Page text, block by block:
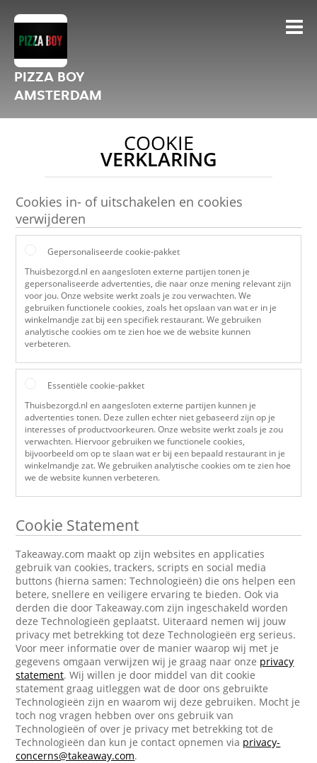
PIZZA BOY
AMSTERDAM
COOKIE
VERKLARING
Cookies in- of uitschakelen en cookies
verwijderen
Gepersonaliseerde cookie-pakket
Thuisbezorgd.nl en aangesloten externe partijen tonen je
gepersonaliseerde advertenties, die naar onze mening relevant zijn
voor jou. Onze website werkt zoals je zou verwachten. We
gebruiken functionele cookies, zoals het opslaan van wat er in je
winkelmandje zat bij een specifiek restaurant. We gebruiken
analytische cookies om te zien hoe we de website kunnen
verbeteren.
Essentiële cookie-pakket
Thuisbezorgd.nl en aangesloten externe partijen kunnen je
advertenties tonen. Deze zullen echter niet gebaseerd zijn op je
interesses of productvoorkeuren. Onze website werkt zoals je zou
verwachten. Hiervoor gebruiken we functionele cookies,
bijvoorbeeld om op te slaan wat er bij een bepaald restaurant in je
winkelmandje zat. We gebruiken analytische cookies om te zien hoe
we de website kunnen verbeteren.
Cookie Statement
Takeaway.com maakt op zijn websites en applicaties
gebruik van cookies, trackers, scripts en social media
buttons (hierna samen: Technologieën) die ons helpen een
betere, snellere en veiligere ervaring te bieden. Ook via
derden die door Takeaway.com zijn ingeschakeld worden
deze Technologieën geplaatst. Uiteraard nemen wij jouw
privacy met betrekking tot deze Technologieën erg serieus.
Voor meer informatie over de manier waarop wij met je
gegevens omgaan verwijzen wij je graag naar onze privacy
statement. Wij willen je door middel van dit cookie
statement graag uitleggen wat de door ons gebruikte
Technologieën zijn en waarom wij deze gebruiken. Mocht je
toch nog vragen hebben over ons gebruik van
Technologieën of over je privacy met betrekking tot de
Technologieën dan kun je contact opnemen via privacy-
concerns@takeaway.com.